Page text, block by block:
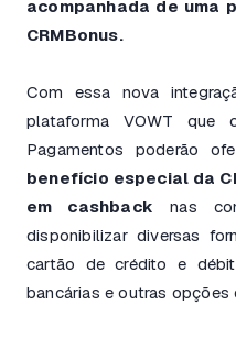
acompanhada de uma
CRMBonus.
Com essa nova
plataforma VOWT
Pagamentos poderão
benefício especial da
em cashback nas
disponibilizar diversas
cartão de crédito e
bancárias e outras opções